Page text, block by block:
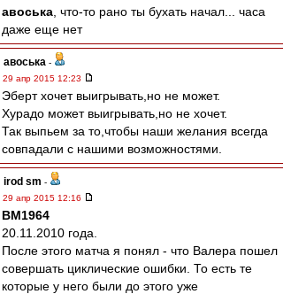
авоська , что-то рано ты бухать начал... часа
даже еще нет
авоська -
29 апр 2015 12:23
Эберт хочет выигрывать,но не может.
Хурадо может выигрывать,но не хочет.
Так выпьем за то,чтобы наши желания всегда
совпадали с нашими возможностями.
irod sm -
29 апр 2015 12:16
BM1964
20.11.2010 года.
После этого матча я понял - что Валера пошел
совершать циклические ошибки. То есть те
которые у него были до этого уже